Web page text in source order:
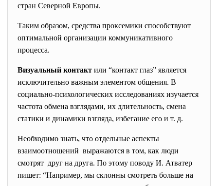
стран Северной Европы.
Таким образом, средства проксемики способствуют
оптимальной организации коммуникативного
процесса.
Визуальный контакт или “контакт глаз” является
исключительно важным элементом общения. В
социально-психологических исследованиях изучается
частота обмена взглядами, их длительность, смена
статики и динамики взгляда, избегание его и т. д.
Необходимо знать, что отдельные аспекты
взаимоотношений выражаются в том, как люди
смотрят друг на друга. По этому поводу И. Атватер
пишет: “Например, мы склонны смотреть больше на